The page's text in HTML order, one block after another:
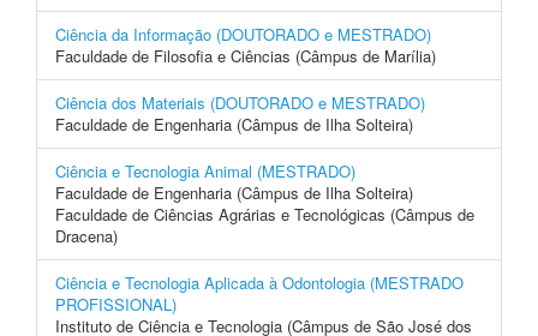
Ciência da Informação (DOUTORADO e MESTRADO)
Faculdade de Filosofia e Ciências (Câmpus de Marília)
Ciência dos Materiais (DOUTORADO e MESTRADO)
Faculdade de Engenharia (Câmpus de Ilha Solteira)
Ciência e Tecnologia Animal (MESTRADO)
Faculdade de Engenharia (Câmpus de Ilha Solteira)
Faculdade de Ciências Agrárias e Tecnológicas (Câmpus de
Dracena)
Ciência e Tecnologia Aplicada à Odontologia (MESTRADO
PROFISSIONAL)
Instituto de Ciência e Tecnologia (Câmpus de São José dos